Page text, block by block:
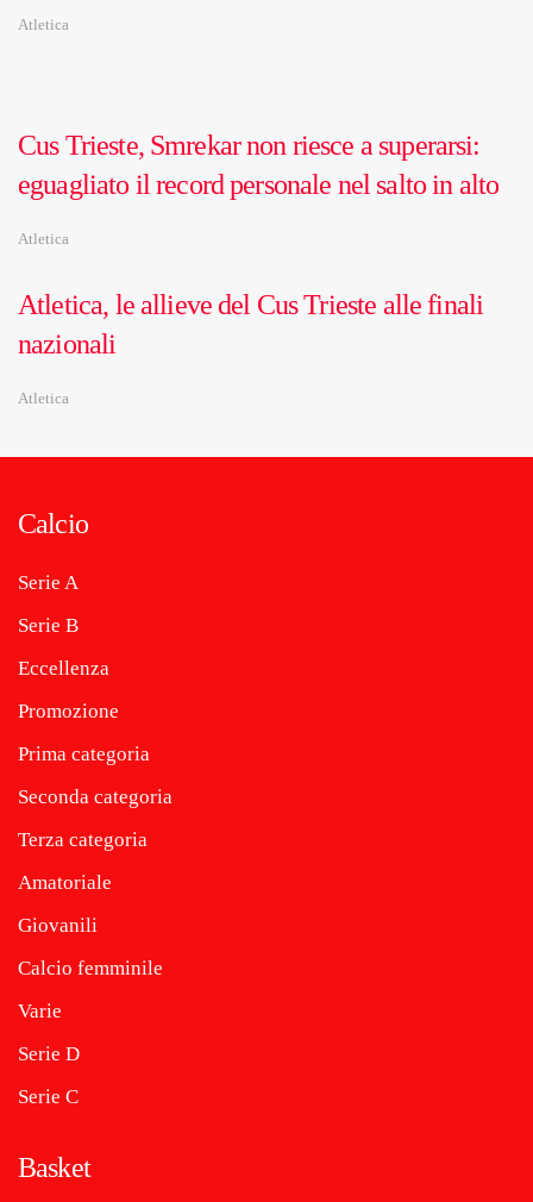
Atletica
Cus Trieste, Smrekar non riesce a superarsi:
eguagliato il record personale nel salto in alto
Atletica
Atletica, le allieve del Cus Trieste alle finali
nazionali
Atletica
Calcio
Serie A
Serie B
Eccellenza
Promozione
Prima categoria
Seconda categoria
Terza categoria
Amatoriale
Giovanili
Calcio femminile
Varie
Serie D
Serie C
Basket